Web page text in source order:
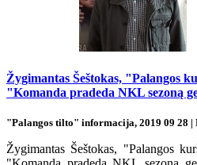
Žygimantas Šeštokas, "Palangos
"Komanda pradeda NKL sezoną
"Palangos tilto" informacija, 2019 09 28 |
Žygimantas Šeštokas, "Palangos